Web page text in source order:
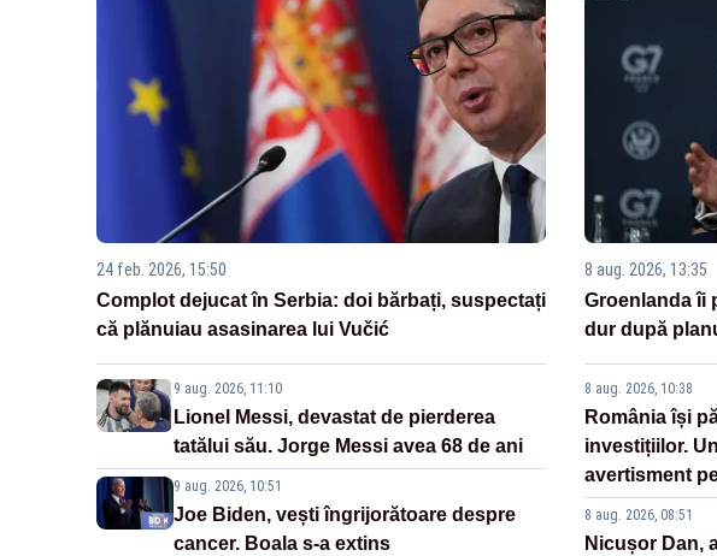
24 feb. 2026, 15:50
Complot dejucat în Serbia: doi bărbați, suspectați
că plănuiau asasinarea lui Vučić
9 aug. 2026, 11:10
Lionel Messi, devastat de pierderea
tatălui său. Jorge Messi avea 68 de ani
9 aug. 2026, 10:51
Joe Biden, vești îngrijorătoare despre
cancer. Boala s-a extins
8 aug. 2026, 13:35
Groenlanda îi
dur după
8 aug. 2026, 10:38
România își
investițiilor.
avertisment
8 aug. 2026, 08:51
Nicușor Dan,